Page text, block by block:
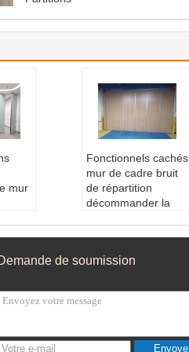
mur
alu
Fonctionnels cachés
mur de cadre bruit
de répartition
décommander la
ce du panneau:
Cadre:Caché
Nom du produit:
exploitables
de soumission